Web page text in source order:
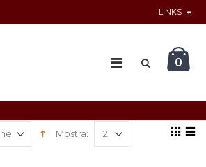
LINKS
0
Mostra: